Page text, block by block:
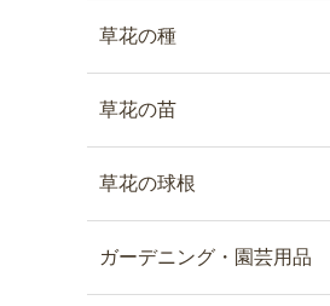
草花の種
草花の苗
草花の球根
ガーデニング・園芸用品